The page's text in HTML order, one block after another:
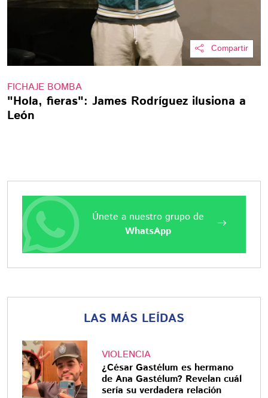
Compartir
FICHAJE BOMBA
"Hola, fieras": James Rodríguez ilusiona a
León
Únete a nuestro grupo de
WhatsApp
LAS MÁS LEÍDAS
VIOLENCIA
¿César Gastélum es hermano
de Ana Gastélum? Revelan cuál
sería su verdadera relación